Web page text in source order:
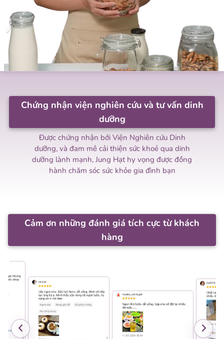
Chứng nhận viện nghiên cứu và tư vấn dinh
dưỡng
Được chứng nhận bởi Viện Nghiên cứu Dinh
dưỡng, và đam mê cải thiện sức khoẻ qua dinh
dưỡng lành mạnh, Jung Hạt hy vọng được đồng
hành chăm sóc sức khỏe gia đình bạn
Cảm ơn những đánh giá tích cực từ khách
hàng